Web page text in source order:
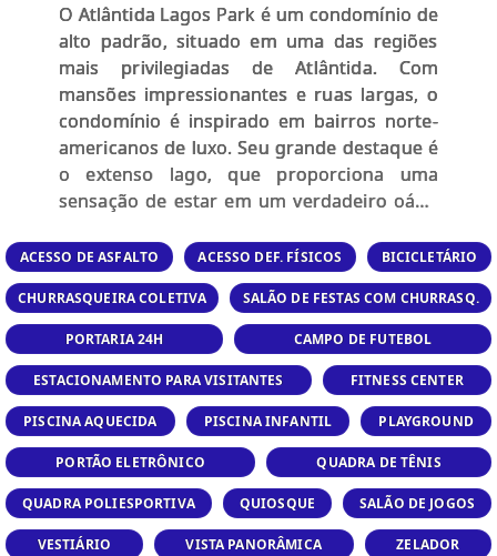
O Atlântida Lagos Park é um condomínio de
alto padrão, situado em uma das regiões
mais privilegiadas de Atlântida. Com
mansões impressionantes e ruas largas, o
condomínio é inspirado em bairros norte-
americanos de luxo. Seu grande destaque é
o extenso lago, que proporciona uma
sensação de estar em um verdadeiro oásis
lazer é completa, oferecendo diversas
opções para o entretenimento e bem-estar
dos moradores.
ACESSO DE ASFALTO ACESSO DEF. FÍSICOS BICICLETÁRIO
CHURRASQUEIRA COLETIVA SALÃO DE FESTAS COM CHURRASQ.
PORTARIA 24H CAMPO DE FUTEBOL
ESTACIONAMENTO PARA VISITANTES FITNESS CENTER
PISCINA AQUECIDA PISCINA INFANTIL PLAYGROUND
PORTÃO ELETRÔNICO QUADRA DE TÊNIS
QUADRA POLIESPORTIVA QUIOSQUE SALÃO DE JOGOS
VESTIÁRIO VISTA PANORÂMICA ZELADOR